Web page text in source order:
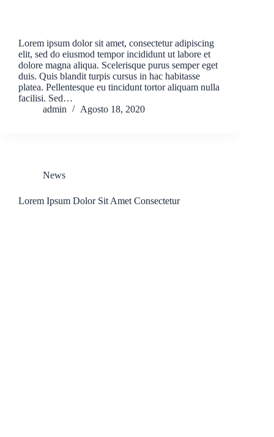
Lorem ipsum dolor sit amet, consectetur adipiscing
elit, sed do eiusmod tempor incididunt ut labore et
dolore magna aliqua. Scelerisque purus semper eget
duis. Quis blandit turpis cursus in hac habitasse
platea. Pellentesque eu tincidunt tortor aliquam nulla
facilisi. Sed…
admin
Agosto 18, 2020
News
Lorem Ipsum Dolor Sit Amet Consectetur